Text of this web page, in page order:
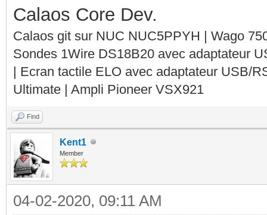
Calaos Core Dev.
Calaos git sur NUC NUC5PPYH | Wago
Sondes 1Wire DS18B20 avec adaptateur
| Ecran tactile ELO avec adaptateur USB/
Ultimate | Ampli Pioneer VSX921
Find
Kent1
Member
04-02-2020, 09:11 AM